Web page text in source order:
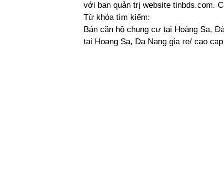
với ban quản trị website tinbds.com.
Từ khóa tìm kiếm:
Bán căn hộ chung cư tại Hoàng Sa,
tai Hoang Sa, Da Nang gia re/ cao